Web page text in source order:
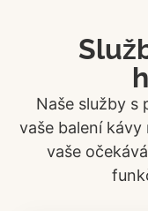
Naše služby s
vaše balení
vaše